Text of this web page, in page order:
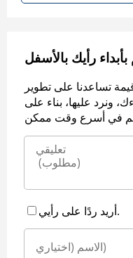
رأيك بالأسفل
تساعدنا على تطوير
ونرد عليها، بناء على
أريد ردًا على رأيي.